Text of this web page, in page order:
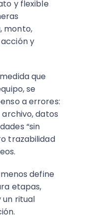
y flexible
monto,
y
que
se
a errores:
datos
“sin
trazabilidad
define
etapas,
un ritual